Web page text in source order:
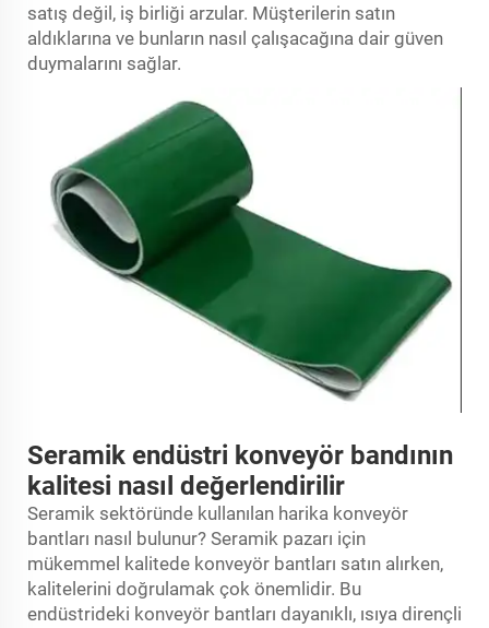
satış değil, iş birliği arzular. Müşterilerin satın
aldıklarına ve bunların nasıl çalışacağına dair güven
duymalarını sağlar.
Seramik endüstri konveyör bandının
kalitesi nasıl değerlendirilir
Seramik sektöründe kullanılan harika konveyör
bantları nasıl bulunur? Seramik pazarı için
mükemmel kalitede konveyör bantları satın alırken,
kalitelerini doğrulamak çok önemlidir. Bu
endüstrideki konveyör bantları dayanıklı, ısıya dirençli